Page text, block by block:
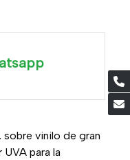
vinilo de gran
para la